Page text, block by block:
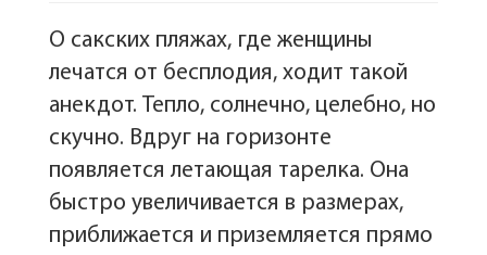
О сакских пляжах, где женщины
лечатся от бесплодия, ходит такой
анекдот. Тепло, солнечно, целебно, но
скучно. Вдруг на горизонте
появляется летающая тарелка. Она
быстро увеличивается в размерах,
приближается и приземляется прямо